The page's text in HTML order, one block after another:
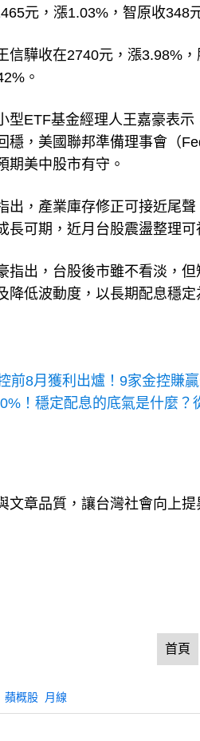
元，漲1.03%，智原收348
信驊收在2740元，漲3.98%
。
型ETF基金經理人王嘉豪表
穩，美國聯邦準備理事會（
期美中股市有守。
出，產業庫存修正可接近尾
長可期，近月台股震盪整理
指出，台股後市雖不看淡，
降低波動度，以長期配息穩
前8月獲利出爐！9家金控賺
！穩定配息的底氣是什麼？
文章品質，讓台灣社會向上提
首頁
蘋概股 月線